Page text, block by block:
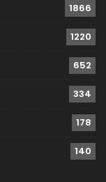
1866
1220
652
334
178
140